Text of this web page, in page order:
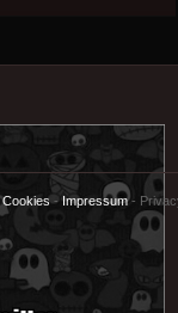
Cookies-Impressum-